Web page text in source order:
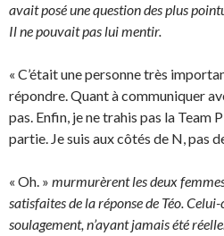
avait posé une question des plus
Il ne pouvait pas lui mentir.
« C’était une personne très
répondre. Quant à communiquer
pas. Enfin, je ne trahis pas la Team
partie. Je suis aux côtés de N, pas
« Oh. » murmurèrent les deux
satisfaites de la réponse de Téo.
soulagement, n’ayant jamais été